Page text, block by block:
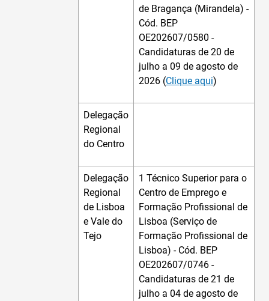
de Bragança (Mirandela) -
Cód. BEP
OE202607/0580 -
Candidaturas de 20 de
julho a 09 de agosto de
2026 (Clique aqui)
Delegação
Regional
do Centro
Delegação
Regional
de Lisboa
e Vale do
Tejo
1 Técnico Superior para o
Centro de Emprego e
Formação Profissional de
Lisboa (Serviço de
Formação Profissional de
Lisboa) - Cód. BEP
OE202607/0746 -
Candidaturas de 21 de
julho a 04 de agosto de